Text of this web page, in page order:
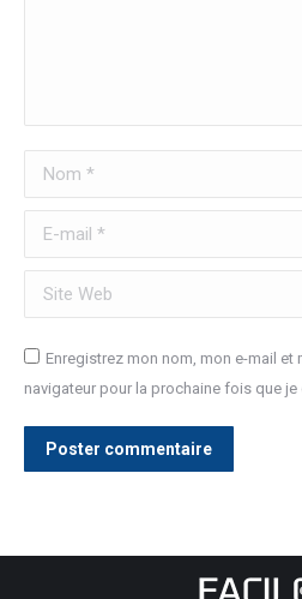
Nom *
E-mail *
Site Web
Enregistrez mon nom, mon e-mail et
navigateur pour la prochaine fois que je
Poster commentaire